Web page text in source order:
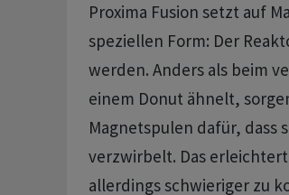
Proxima Fusion setzt auf
speziellen Form: Der
werden. Anders als beim
einem Donut ähnelt,
Magnetspulen dafür, dass
verzwirbelt. Das
allerdings schwieriger zu